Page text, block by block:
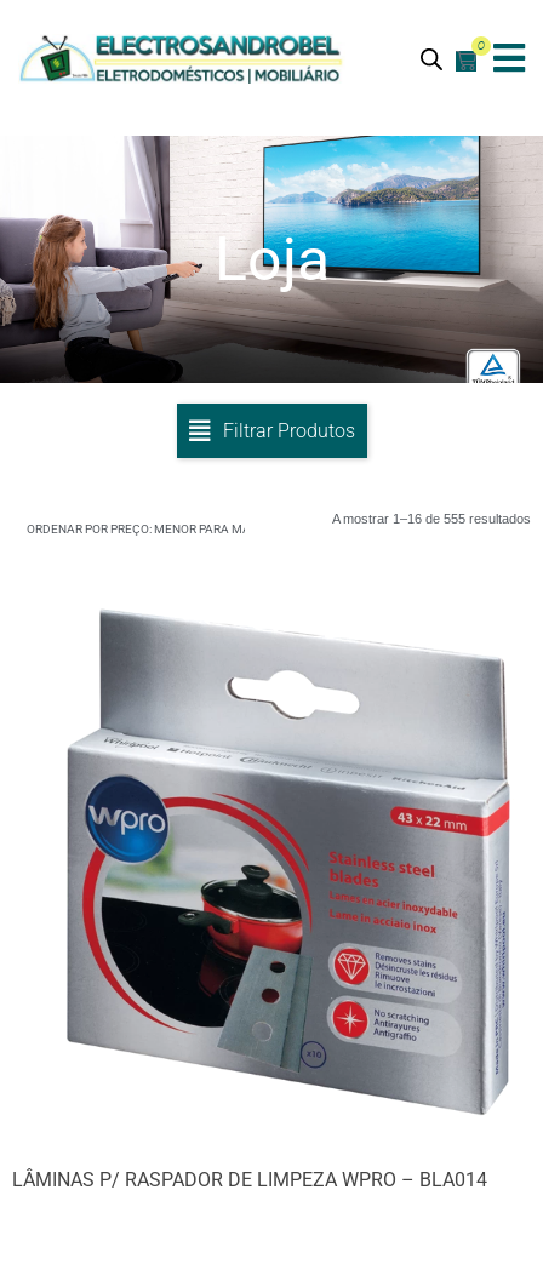
0
Loja
Filtrar Produtos
A mostrar 1–16 de 555 resultados
LÂMINAS P/ RASPADOR DE LIMPEZA WPRO – BLA014